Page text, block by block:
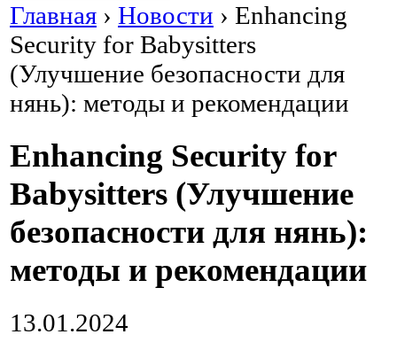
Главная › Новости › Enhancing
Security for Babysitters
(Улучшение безопасности для
нянь): методы и рекомендации
Enhancing Security for
Babysitters (Улучшение
безопасности для нянь):
методы и рекомендации
13.01.2024